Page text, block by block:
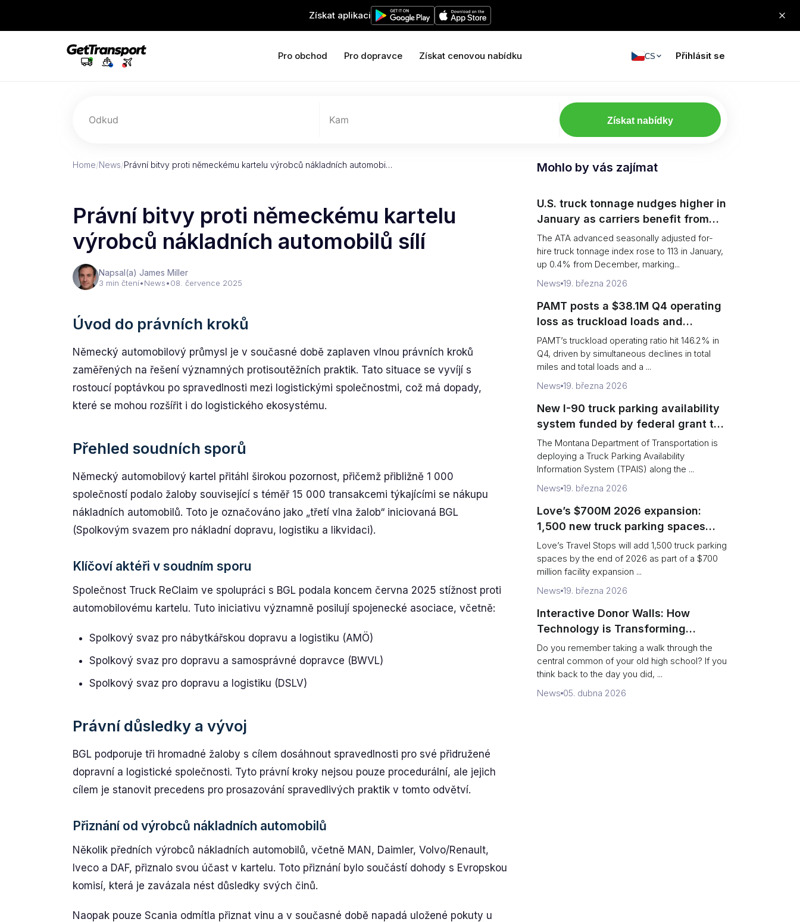
Získat aplikaci
Pro obchod Pro dopravce Získat cenovou nabídku CS Přihlásit se
Odkud Kam Získat nabídky
Home/News/Právní bitvy proti německému kartelu výrobců nákladních automobi…
Právní bitvy proti německému kartelu
výrobců nákladních automobilů sílí
Napsal(a) James Miller
3 min čtení•News•08. července 2025
Úvod do právních kroků
Německý automobilový průmysl je v současné době zaplaven vlnou právních kroků
zaměřených na řešení významných protisoutěžních praktik. Tato situace se vyvíjí s
rostoucí poptávkou po spravedlnosti mezi logistickými společnostmi, což má dopady,
které se mohou rozšířit i do logistického ekosystému.
Přehled soudních sporů
Německý automobilový kartel přitáhl širokou pozornost, přičemž přibližně 1 000
společností podalo žaloby související s téměř 15 000 transakcemi týkajícími se nákupu
nákladních automobilů. Toto je označováno jako „třetí vlna žalob“ iniciovaná BGL
(Spolkovým svazem pro nákladní dopravu, logistiku a likvidaci).
Klíčoví aktéři v soudním sporu
Společnost Truck ReClaim ve spolupráci s BGL podala koncem června 2025 stížnost proti
automobilovému kartelu. Tuto iniciativu významně posilují spojenecké asociace, včetně:
Spolkový svaz pro nábytkářskou dopravu a logistiku (AMÖ)
Spolkový svaz pro dopravu a samosprávné dopravce (BWVL)
Spolkový svaz pro dopravu a logistiku (DSLV)
Právní důsledky a vývoj
BGL podporuje tři hromadné žaloby s cílem dosáhnout spravedlnosti pro své přidružené
dopravní a logistické společnosti. Tyto právní kroky nejsou pouze procedurální, ale jejich
cílem je stanovit precedens pro prosazování spravedlivých praktik v tomto odvětví.
Přiznání od výrobců nákladních automobilů
Několik předních výrobců nákladních automobilů, včetně MAN, Daimler, Volvo/Renault,
Iveco a DAF, přiznalo svou účast v kartelu. Toto přiznání bylo součástí dohody s Evropskou
komisí, která je zavázala nést důsledky svých činů.
Naopak pouze Scania odmítla přiznat vinu a v současné době napadá uložené pokuty u
Mohlo by vás zajímat
U.S. truck tonnage nudges higher in
January as carriers benefit from
tighter capacity
The ATA advanced seasonally adjusted for-
hire truck tonnage index rose to 113 in January,
up 0.4% from December, marking...
News 19. března 2026
PAMT posts a $38.1M Q4 operating
loss as truckload loads and
revenue per truck decline
PAMT’s truckload operating ratio hit 146.2% in
Q4, driven by simultaneous declines in total
miles and total loads and a ...
News 19. března 2026
New I-90 truck parking availability
system funded by federal grant to
aid Montana drivers
The Montana Department of Transportation is
deploying a Truck Parking Availability
Information System (TPAIS) along the ...
News 19. března 2026
Love’s $700M 2026 expansion:
1,500 new truck parking spaces
and expanded driver services
Love’s Travel Stops will add 1,500 truck parking
spaces by the end of 2026 as part of a $700
million facility expansion ...
News 19. března 2026
Interactive Donor Walls: How
Technology is Transforming
Campus Philanthropy
Do you remember taking a walk through the
central common of your old high school? If you
think back to the day you did, ...
News 05. dubna 2026